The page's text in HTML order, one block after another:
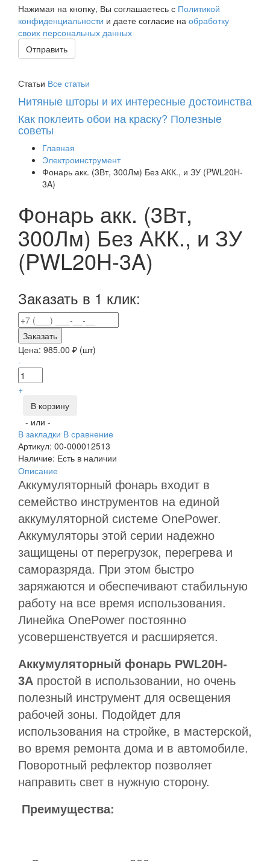
Нажимая на кнопку, Вы соглашаетесь с Политикой
конфиденциальности и даете согласие на обработку
своих персональных данных
Отправить
Статьи Все статьи
Нитяные шторы и их интересные достоинства
Как поклеить обои на краску? Полезные
советы
Главная
Электроинструмент
Фонарь акк. (3Вт, 300Лм) Без АКК., и ЗУ (PWL20H-
3A)
Фонарь акк. (3Вт,
300Лм) Без АКК., и ЗУ
(PWL20H-3A)
Заказать в 1 клик:
Заказать
Цена: 985.00 ₽ (шт)
-
+
В корзину
- или -
В закладки В сравнение
Артикул: 00-000012513
Наличие: Есть в наличии
Описание
Аккумуляторный фонарь входит в
семейство инструментов на единой
аккумуляторной системе OnePower.
Аккумуляторы этой серии надежно
защищены от перегрузок, перегрева и
саморазряда. При этом быстро
заряжаются и обеспечивают стабильную
работу на все время использования.
Линейка OnePower постоянно
усовершенствуется и расширяется.
Аккумуляторный фонарь PWL20H-
3A простой в использовании, но очень
полезный инструмент для освещения
рабочей зоны. Подойдет для
использования на стройке, в мастерской,
во время ремонта дома и в автомобиле.
Поворотный рефлектор позволяет
направить свет в нужную сторону.
Преимущества: